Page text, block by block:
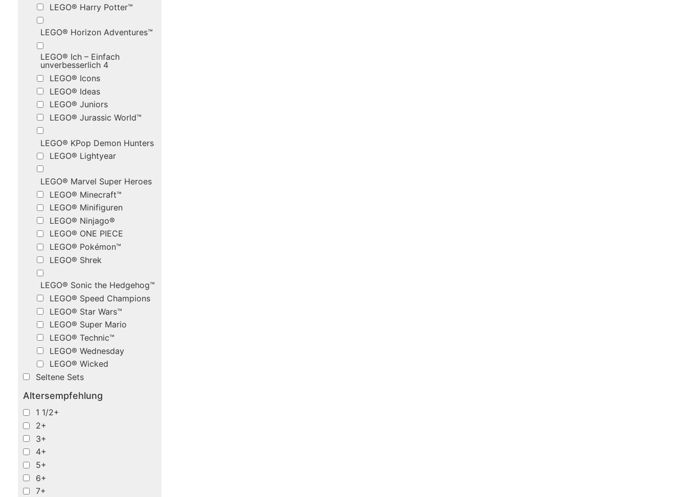
LEGO® Harry Potter™
LEGO® Horizon Adventures™
LEGO® Ich – Einfach
unverbesserlich 4
LEGO® Icons
LEGO® Ideas
LEGO® Juniors
LEGO® Jurassic World™
LEGO® KPop Demon Hunters
LEGO® Lightyear
LEGO® Marvel Super Heroes
LEGO® Minecraft™
LEGO® Minifiguren
LEGO® Ninjago®
LEGO® ONE PIECE
LEGO® Pokémon™
LEGO® Shrek
LEGO® Sonic the Hedgehog™
LEGO® Speed Champions
LEGO® Star Wars™
LEGO® Super Mario
LEGO® Technic™
LEGO® Wednesday
LEGO® Wicked
Seltene Sets
Altersempfehlung
1 1/2+
2+
3+
4+
5+
6+
7+